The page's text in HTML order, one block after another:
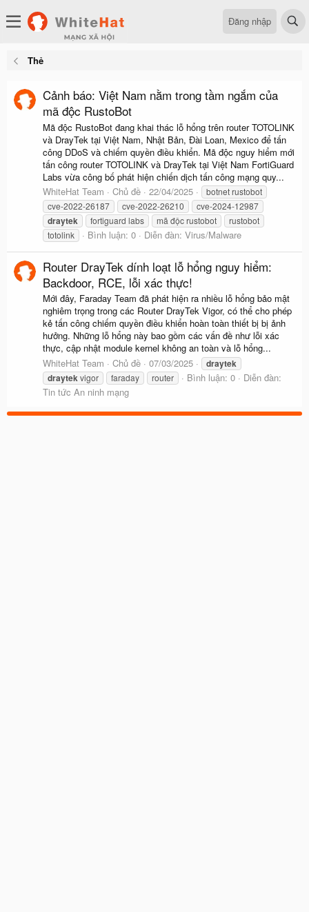
Đăng nhập
Thẻ
Cảnh báo: Việt Nam nằm trong tầm ngắm của
mã độc RustoBot
Mã độc RustoBot đang khai thác lỗ hổng trên router TOTOLINK
và DrayTek tại Việt Nam, Nhật Bản, Đài Loan, Mexico để tấn
công DDoS và chiếm quyền điều khiển. Mã độc nguy hiểm mới
tấn công router TOTOLINK và DrayTek tại Việt Nam FortiGuard
Labs vừa công bố phát hiện chiến dịch tấn công mạng quy...
WhiteHat Team
Chủ đề 22/04/2025
botnet rustobot
cve-2022-26187
cve-2022-26210 cve-2024-12987
draytek fortiguard labs mã độc rustobot
rustobot
totolink
Bình luận: 0 Diễn đàn: Virus/Malware
Router DrayTek dính loạt lỗ hổng nguy hiểm:
Backdoor, RCE, lỗi xác thực!
Mới đây, Faraday Team đã phát hiện ra nhiều lỗ hổng bảo mật
nghiêm trọng trong các Router DrayTek Vigor, có thể cho phép
kẻ tấn công chiếm quyền điều khiển hoàn toàn thiết bị bị ảnh
hưởng. Những lỗ hổng này bao gồm các vấn đề như lỗi xác
thực, cập nhật module kernel không an toàn và lỗ hổng...
WhiteHat Team
Chủ đề 07/03/2025
draytek
draytekvigor faraday router Bình luận: 0
Diễn đàn:
Tin tức An ninh mạng